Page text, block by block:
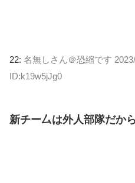
22: 名無しさん＠恐縮です
ID:k19w5jJg0
新チー厶は外人部隊だか